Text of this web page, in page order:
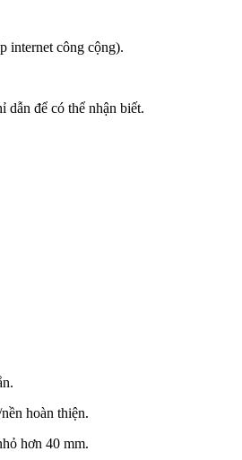
internet công cộng).
dẫn để có thể nhận biết.
hoàn thiện.
hơn 40 mm.